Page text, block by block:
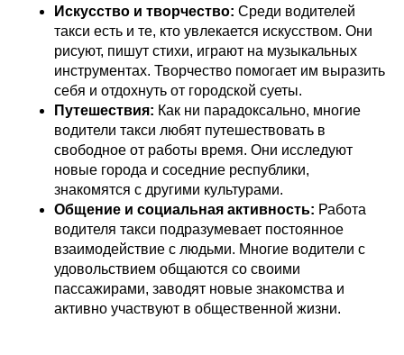
Искусство и творчество: Среди водителей
такси есть и те, кто увлекается искусством. Они
рисуют, пишут стихи, играют на музыкальных
инструментах. Творчество помогает им выразить
себя и отдохнуть от городской суеты.
Путешествия: Как ни парадоксально, многие
водители такси любят путешествовать в
свободное от работы время. Они исследуют
новые города и соседние республики,
знакомятся с другими культурами.
Общение и социальная активность: Работа
водителя такси подразумевает постоянное
взаимодействие с людьми. Многие водители с
удовольствием общаются со своими
пассажирами, заводят новые знакомства и
активно участвуют в общественной жизни.